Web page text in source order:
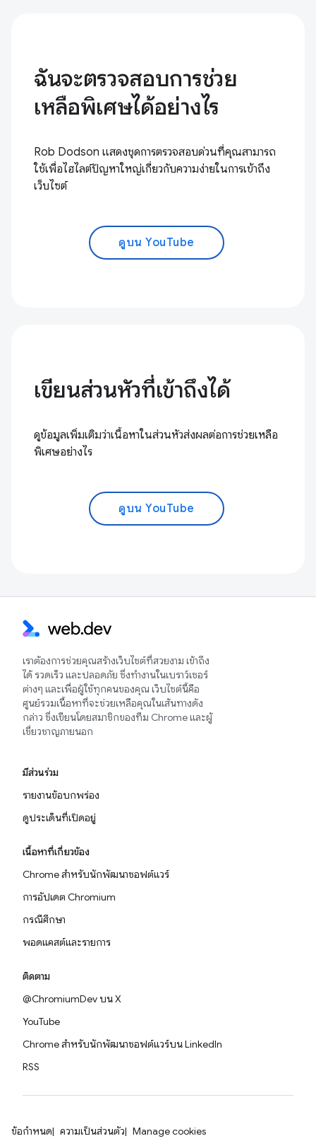
ฉันจะตรวจสอบการช่วย
เหลือพิเศษได้อย่างไร
Rob Dodson แสดงชุดการตรวจสอบด่วนที่คุณสามารถ
ใช้เพื่อไฮไลต์ปัญหาใหญ่เกี่ยวกับความง่ายในการเข้าถึง
เว็บไซต์
ดูบน YouTube
เขียนส่วนหัวที่เข้าถึงได้
ดูข้อมูลเพิ่มเติมว่าเนื้อหาในส่วนหัวส่งผลต่อการช่วยเหลือ
พิเศษอย่างไร
ดูบน YouTube
เราต้องการช่วยคุณสร้างเว็บไซต์ที่สวยงาม เข้าถึง
ได้ รวดเร็ว และปลอดภัย ซึ่งทำงานในเบราว์เซอร์
ต่างๆ และเพื่อผู้ใช้ทุกคนของคุณ เว็บไซต์นี้คือ
ศูนย์รวมเนื้อหาที่จะช่วยเหลือคุณในเส้นทางดัง
กล่าว ซึ่งเขียนโดยสมาชิกของทีม Chrome และผู้
เชี่ยวชาญภายนอก
มีส่วนร่วม
รายงานข้อบกพร่อง
ดูประเด็นที่เปิดอยู่
เนื้อหาที่เกี่ยวข้อง
Chrome สำหรับนักพัฒนาซอฟต์แวร์
การอัปเดต Chromium
กรณีศึกษา
พอดแคสต์และรายการ
ติดตาม
@ChromiumDev บน X
YouTube
Chrome สำหรับนักพัฒนาซอฟต์แวร์บน LinkedIn
RSS
ข้อกำหนด ความเป็นส่วนตัว Manage cookies